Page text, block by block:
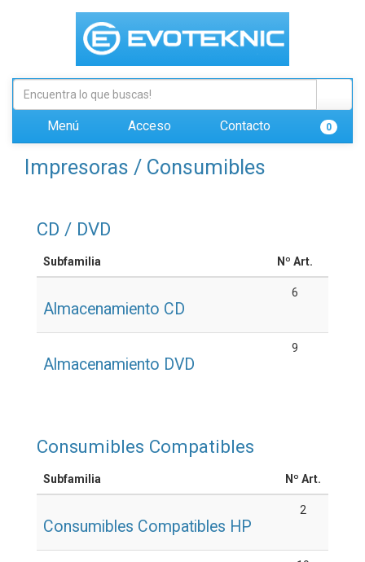
Menú Acceso Contacto 0
Impresoras / Consumibles
CD / DVD
Subfamilia Nº Art.
Almacenamiento CD
6
Almacenamiento DVD
9
Consumibles Compatibles
Subfamilia Nº Art.
Consumibles Compatibles HP
2